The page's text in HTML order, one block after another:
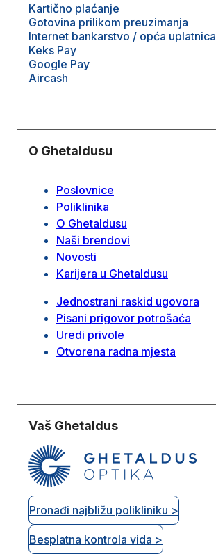
Kartično plaćanje
Gotovina prilikom preuzimanja
Internet bankarstvo / opća uplatnica
Keks Pay
Google Pay
Aircash
O Ghetaldusu
Poslovnice
Poliklinika
O Ghetaldusu
Naši brendovi
Novosti
Karijera u Ghetaldusu
Jednostrani raskid ugovora
Pisani prigovor potrošaća
Uredi privole
Otvorena radna mjesta
Vaš Ghetaldus
Pronađi najbližu polikliniku >
Besplatna kontrola vida >